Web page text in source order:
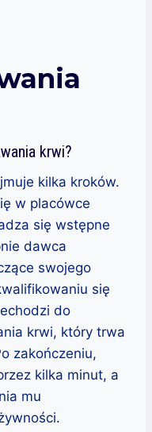
krwi?
kilka kroków.
w placówce
się wstępne
dawca
swojego
się
do
krwi, który trwa
zakończeniu,
kilka minut, a
mu